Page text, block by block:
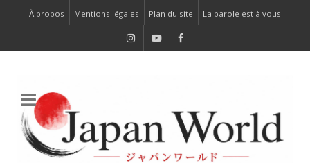
À propos Mentions légales Plan du site La parole est à vous